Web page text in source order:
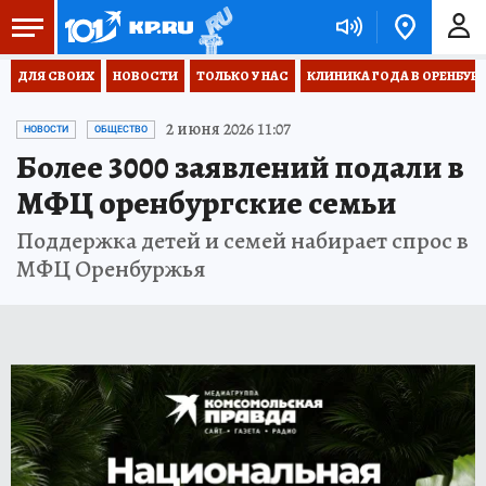
ДЛЯ СВОИХ НОВОСТИ ТОЛЬКО У НАС КЛИНИКА ГОДА В
НОВОСТИ ОБЩЕСТВО 2 июня 2026 11:07
Более 3000 заявлений подали в
МФЦ оренбургские семьи
Поддержка детей и семей набирает спрос в
МФЦ Оренбуржья